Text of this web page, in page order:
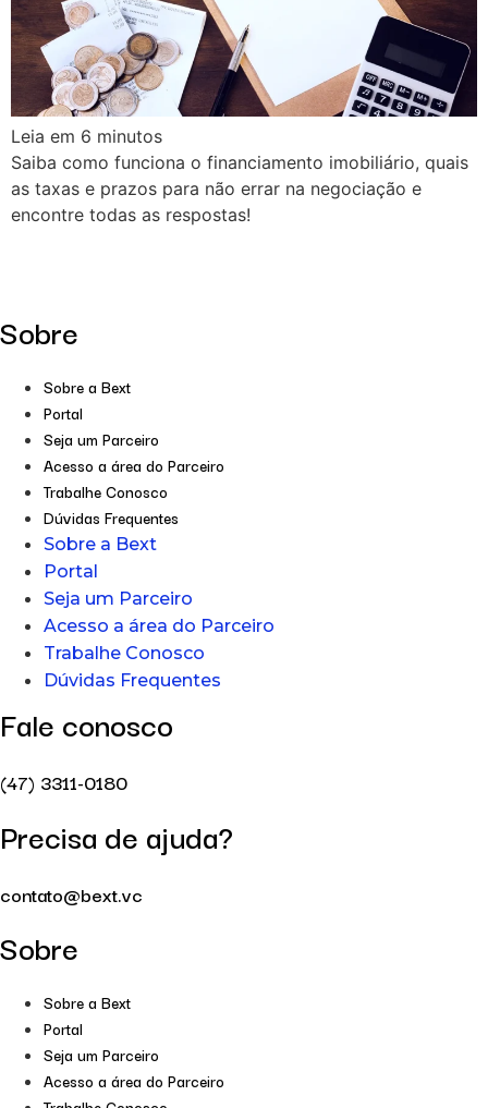
Leia em 6 minutos
Saiba como funciona o financiamento imobiliário, quais
as taxas e prazos para não errar na negociação e
encontre todas as respostas!
Sobre
Sobre a Bext
Portal
Seja um Parceiro
Acesso a área do Parceiro
Trabalhe Conosco
Dúvidas Frequentes
Sobre a Bext
Portal
Seja um Parceiro
Acesso a área do Parceiro
Trabalhe Conosco
Dúvidas Frequentes
Fale conosco
(47) 3311-0180
Precisa de ajuda?
contato@bext.vc
Sobre
Sobre a Bext
Portal
Seja um Parceiro
Acesso a área do Parceiro